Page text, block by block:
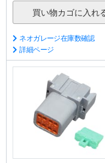
ネオガレージ在庫数確認
詳細ページ